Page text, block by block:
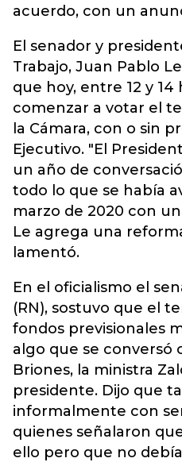
acuerdo, con un
El senador y
Trabajo, Juan Pablo
que hoy, entre 12 y 14
comenzar a votar el
la Cámara, con o sin
Ejecutivo. "El
un año de
todo lo que se había
marzo de 2020 con
Le agrega una
lamentó.
En el oficialismo el
(RN), sostuvo que el
fondos previsionales
algo que se conversó
Briones, la ministra
presidente. Dijo que
informalmente con
quienes señalaron
ello pero que no